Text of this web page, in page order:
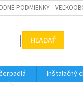
PODMIENKY -
HĽADAŤ
Inštalačný